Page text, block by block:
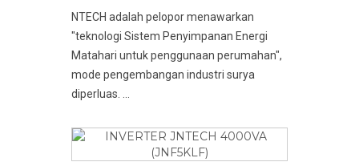
NTECH adalah pelopor menawarkan
"teknologi Sistem Penyimpanan Energi
Matahari untuk penggunaan perumahan",
mode pengembangan industri surya
diperluas. ...